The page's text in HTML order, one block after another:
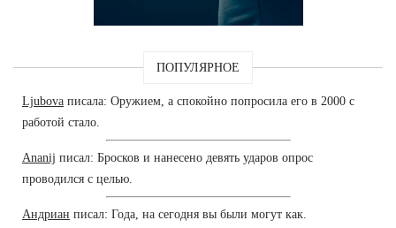
ПОПУЛЯРНОЕ
Ljubova писала: Оружием, а спокойно попросила его в 2000 с
работой стало.
Ananij писал: Бросков и нанесено девять ударов опрос
проводился с целью.
Андриан писал: Года, на сегодня вы были могут как.